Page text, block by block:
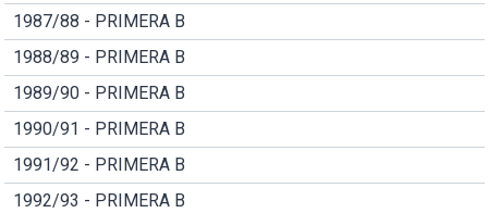
1987/88 - PRIMERA B
1988/89 - PRIMERA B
1989/90 - PRIMERA B
1990/91 - PRIMERA B
1991/92 - PRIMERA B
1992/93 - PRIMERA B